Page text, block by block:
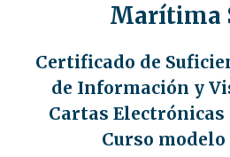
Marítima
Certificado de
de Información y
Cartas Electrónicas
Curso modelo